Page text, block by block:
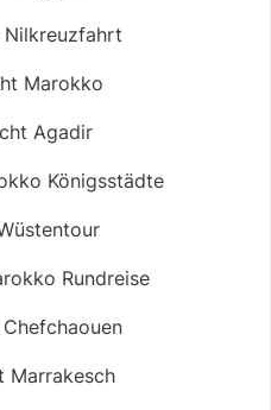
Nilkreuzfahrt
Marokko
Agadir
Königsstädte
Rundreise
Marrakesch